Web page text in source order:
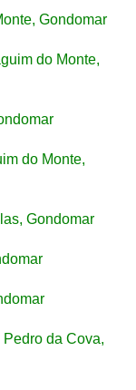
Gondomar
do Monte,
do Monte,
Gondomar
da Cova,